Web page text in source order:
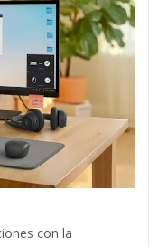
con la